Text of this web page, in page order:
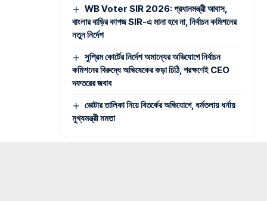
WB Voter SIR 2026: প্রধানমন্ত্রী আবাস,
বাংলার বাড়ির কাগজ SIR-এ মানা হবে না, নির্বাচন কমিশনের
নতুন নির্দেশ
সুপ্রিম কোর্টের নির্দেশ অমান্যের অভিযোগে নির্বাচন
কমিশনের বিরুদ্ধে অভিষেকের কড়া চিঠি, পরক্ষণেই CEO
দফতরের জবাব
ভোটার তালিকা নিয়ে বিতর্কের অভিযোগে, ধর্মতলায় ধর্নায়
মুখ্যমন্ত্রী মমতা